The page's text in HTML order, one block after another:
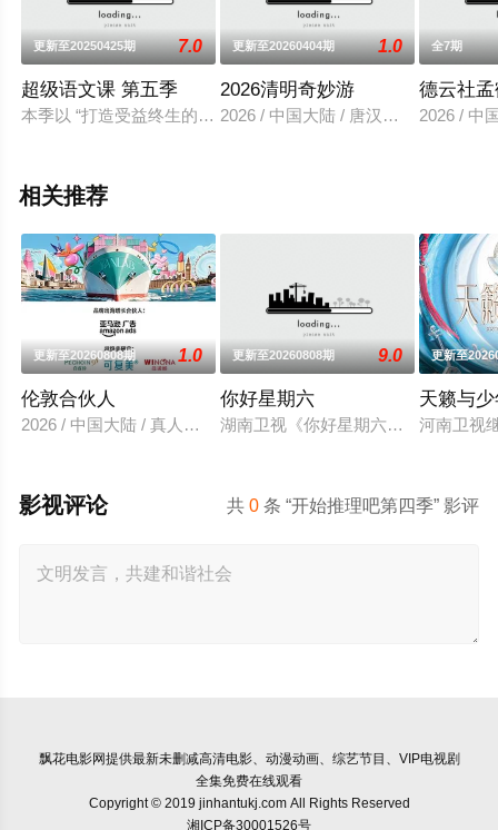
更新至20250425期 7.0
超级语文课 第五季
本季以 “打造受益终生的人生一课”为核心主题，跳出传统教学
更新至20260404期 1.0
2026清明奇妙游
2026 / 中国大陆 / 唐汉霄,小阿七,朱洁
全7期
德云社
2026 / 中
相关推荐
更新至20260808期 1.0
伦敦合伙人
2026 / 中国大陆 / 真人秀,大陆综艺
更新至20260808期 9.0
你好星期六
湖南卫视《你好星期六》2022年1月
更新至
天籁与
河南卫视
共0 条 “开始推理吧第四季” 影评
影视评论
飘花电影网提供最新未删减高清电影、动漫动画、综艺节目、VIP电视剧
全集免费在线观看
Copyright © 2019 jinhantukj.com All Rights Reserved
湘ICP备30001526号